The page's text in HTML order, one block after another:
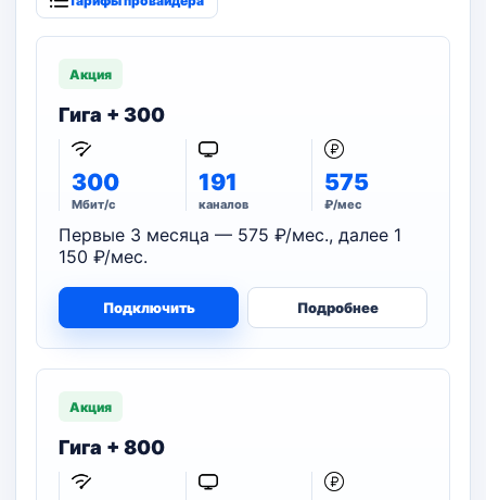
Акция
Гига + 300
300
Мбит/с
191
каналов
575
₽/мес
Первые 3 месяца — 575 ₽/мес., далее 1
150 ₽/мес.
Подключить Подробнее
Акция
Гига + 800